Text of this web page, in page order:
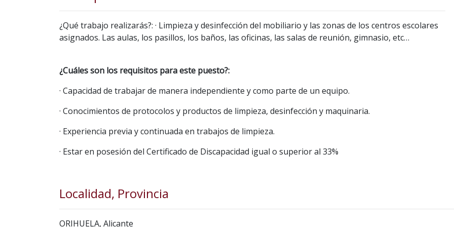
¿Qué trabajo realizarás?: · Limpieza y desinfección del mobiliario y las zonas de los centros escolares
asignados. Las aulas, los pasillos, los baños, las oficinas, las salas de reunión, gimnasio, etc…
¿Cuáles son los requisitos para este puesto?:
· Capacidad de trabajar de manera independiente y como parte de un equipo.
· Conocimientos de protocolos y productos de limpieza, desinfección y maquinaria.
· Experiencia previa y continuada en trabajos de limpieza.
· Estar en posesión del Certificado de Discapacidad igual o superior al 33%
Localidad, Provincia
ORIHUELA, Alicante